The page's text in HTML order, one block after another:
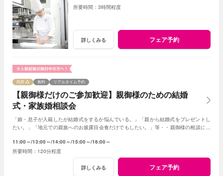
3時間程度
詳しくみる フェア予約
【親御様だけのご参加歓迎】親御様のための結婚
式・家族婚相談会
残席 無料 リアルタイム予約
「娘・息子が入籍したが結婚式をするか悩んでいる。」「親から結婚式をプレゼントし
たい。」「地元での親族へのお披露目会食だけでもしたい。」等・・親御様の相談にベ
11:00～ 13:00～ 14:00～ 15:00～ 16:00～
120分程度
詳しくみる フェア予約